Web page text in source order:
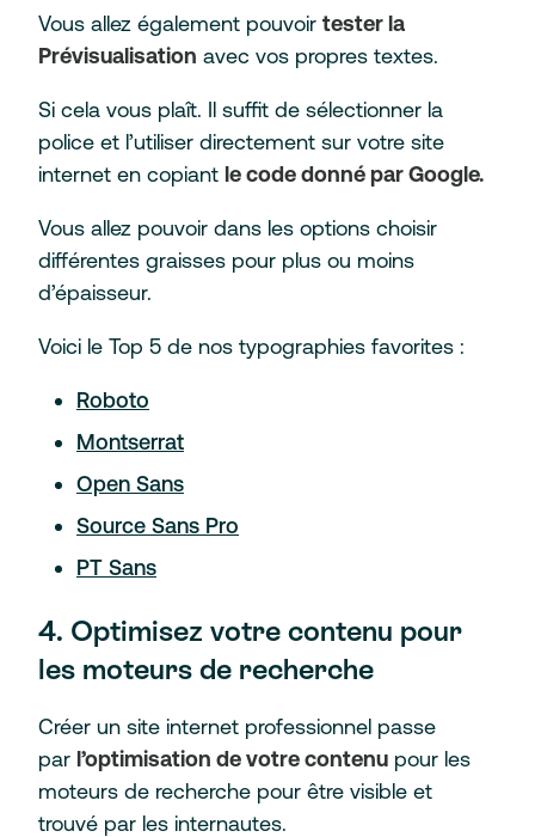
Vous allez également pouvoir tester la
Prévisualisation avec vos propres textes.
Si cela vous plaît. Il suffit de sélectionner la
police et l’utiliser directement sur votre site
internet en copiant le code donné par Google.
Vous allez pouvoir dans les options choisir
différentes graisses pour plus ou moins
d’épaisseur.
Voici le Top 5 de nos typographies favorites :
Roboto
Montserrat
Open Sans
Source Sans Pro
PT Sans
4. Optimisez votre contenu pour
les moteurs de recherche
Créer un site internet professionnel passe
par l’optimisation de votre contenupour les
moteurs de recherche pour être visible et
trouvé par les internautes.